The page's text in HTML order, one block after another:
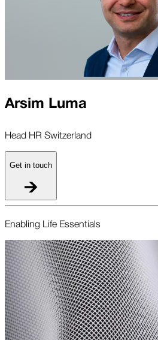
Arsim Luma
Head HR Switzerland
Get in touch
Enabling Life Essentials